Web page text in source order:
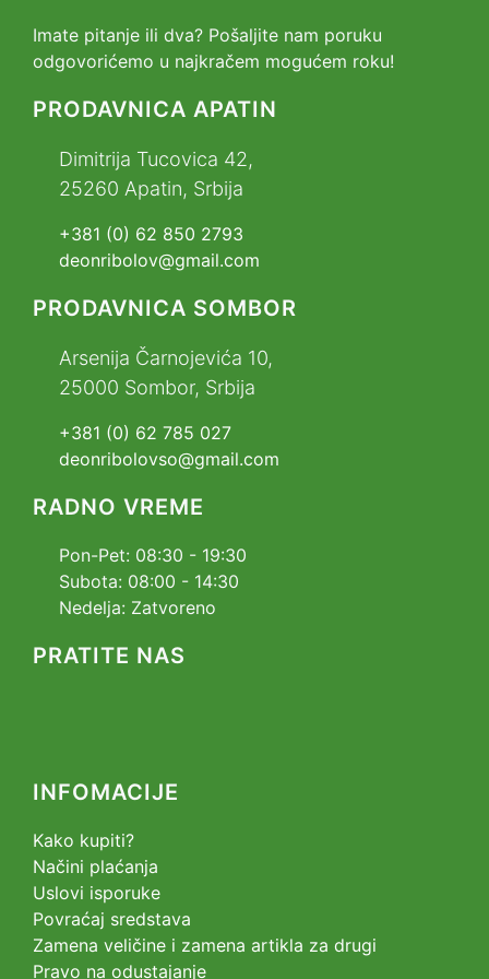
Imate pitanje ili dva? Pošaljite nam poruku
odgovorićemo u najkračem mogućem roku!
PRODAVNICA APATIN
Dimitrija Tucovica 42,
25260 Apatin, Srbija
+381 (0) 62 850 2793
deonribolov@gmail.com
PRODAVNICA SOMBOR
Arsenija Čarnojevića 10,
25000 Sombor, Srbija
+381 (0) 62 785 027
deonribolovso@gmail.com
RADNO VREME
Pon-Pet: 08:30 - 19:30
Subota: 08:00 - 14:30
Nedelja: Zatvoreno
PRATITE NAS
INFOMACIJE
Kako kupiti?
Načini plaćanja
Uslovi isporuke
Povraćaj sredstava
Zamena veličine i zamena artikla za drugi
Pravo na odustajanje